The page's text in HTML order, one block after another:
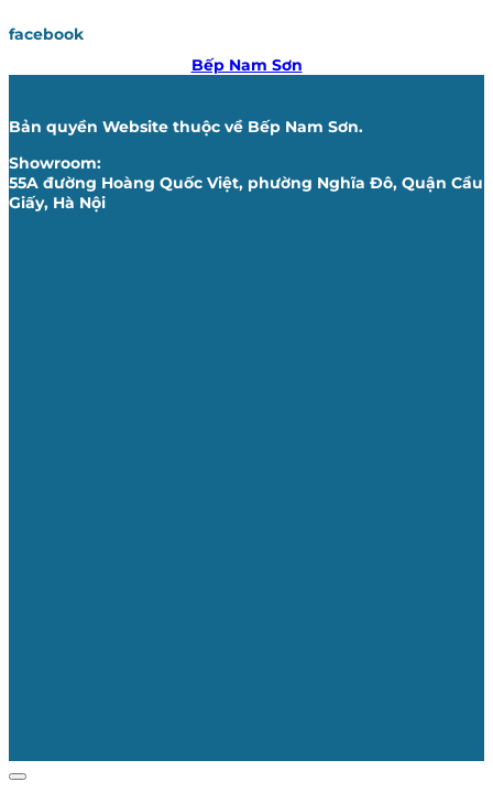
facebook
Bếp Nam Sơn
Bản quyền Website thuộc về Bếp Nam Sơn.
Showroom:
55A đường Hoàng Quốc Việt, phường Nghĩa Đô, Quận Cầu
Giấy, Hà Nội